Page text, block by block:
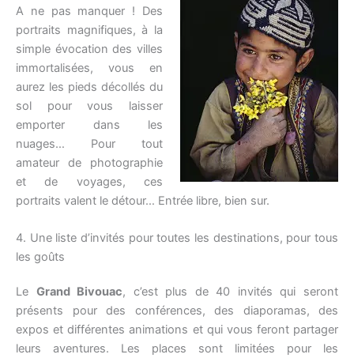
A ne pas manquer ! Des
portraits magnifiques, à la
simple évocation des villes
immortalisées, vous en
aurez les pieds décollés du
sol pour vous laisser
emporter dans les
nuages… Pour tout
amateur de photographie
et de voyages, ces
portraits valent le détour… Entrée libre, bien sur.
4. Une liste d’invités pour toutes les destinations, pour tous
les goûts
Le Grand Bivouac, c’est plus de 40 invités qui seront
présents pour des conférences, des diaporamas, des
expos et différentes animations et qui vous feront partager
leurs aventures. Les places sont limitées pour les